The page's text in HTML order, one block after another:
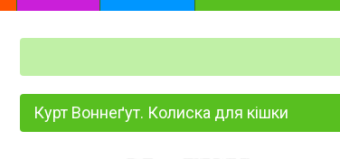
Курт Воннеґут. Колиска для кішки